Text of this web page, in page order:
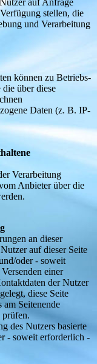
auf Anfrage
stellen, die
und Verarbeitung
können zu Betriebs-
über diese
Daten (z. B. IP-
Verarbeitung
Anbieter über die
an dieser
auf dieser Seite
oder - soweit
einer
der Nutzer
diese Seite
am Seitenende
prüfen.
des Nutzers basierte
- soweit erforderlich -